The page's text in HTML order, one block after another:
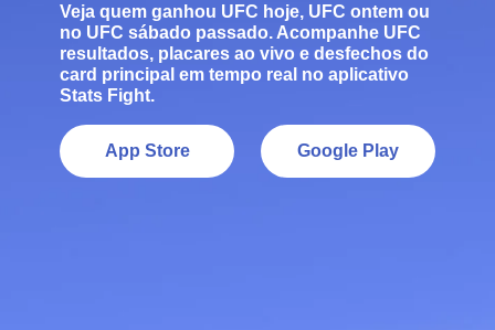
Veja quem ganhou UFC hoje, UFC ontem ou
no UFC sábado passado. Acompanhe UFC
resultados, placares ao vivo e desfechos do
card principal em tempo real no aplicativo
Stats Fight.
Google Play
App Store